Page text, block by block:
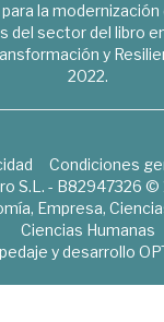
la
del sector del libro
y
2022.
Condiciones
S.L. - B82947326 ©
Empresa,
Ciencias Humanas
y desarrollo